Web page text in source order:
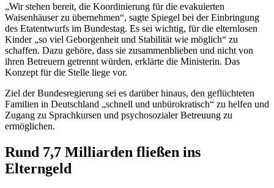
„Wir stehen bereit, die Koordinierung für die evakuierten
Waisenhäuser zu übernehmen“, sagte Spiegel bei der Einbringung
des Etatentwurfs im Bundestag. Es sei wichtig, für die elternlosen
Kinder „so viel Geborgenheit und Stabilität wie möglich“ zu
schaffen. Dazu gehöre, dass sie zusammenblieben und nicht von
ihren Betreuern getrennt würden, erklärte die Ministerin. Das
Konzept für die Stelle liege vor.
Ziel der Bundesregierung sei es darüber hinaus, den geflüchteten
Familien in Deutschland „schnell und unbürokratisch“ zu helfen und
Zugang zu Sprachkursen und psychosozialer Betreuung zu
ermöglichen.
Rund 7,7 Milliarden fließen ins
Elterngeld